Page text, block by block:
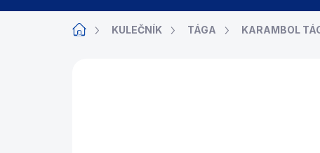
DomůKULEČNÍK TÁGA KARAMBOL